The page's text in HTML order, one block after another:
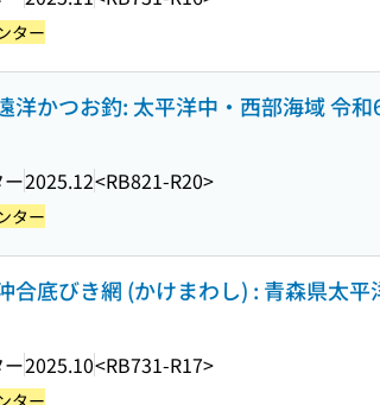
ター
洋かつお釣: 太平洋中・西部海域 令和
2025.12<RB821-R20>
ター
合底びき網 (かけまわし) : 青森県太
2025.10<RB731-R17>
ター